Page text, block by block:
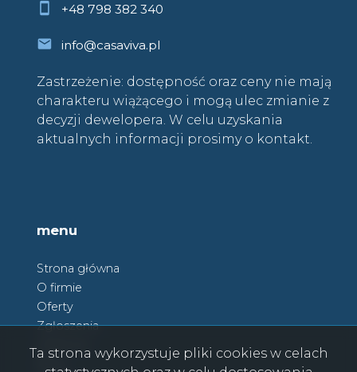
+48 798 382 340
info@casaviva.pl
Zastrzeżenie: dostępność oraz ceny nie mają
charakteru wiążącego i mogą ulec zmianie z
decyzji dewelopera. W celu uzyskania
aktualnych informacji prosimy o kontakt.
menu
Strona główna
O firmie
Oferty
Zgłoszenia
Ta strona wykorzystuje pliki cookies w celach